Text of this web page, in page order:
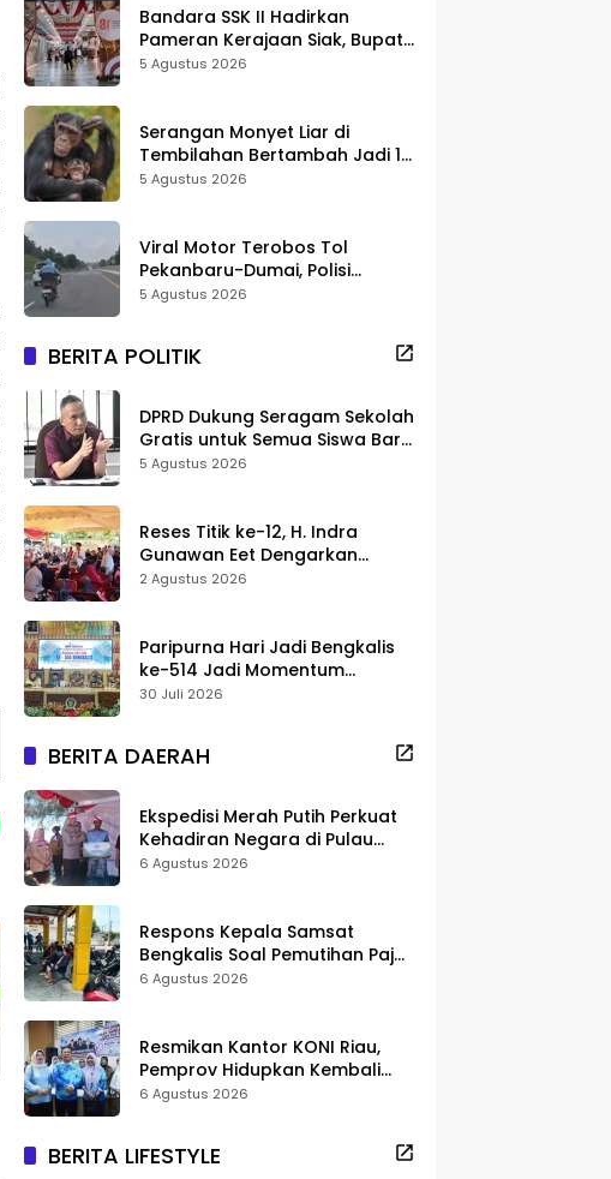
Bandara SSK II Hadirkan
Pameran Kerajaan Siak, Bupati
Afni: Jadi Ruang Edukasi
5 Agustus 2026
Serangan Monyet Liar di
Tembilahan Bertambah Jadi 16
Korban, DPKP Bantah Video
5 Agustus 2026
Viral Motor Terobos Tol
Pekanbaru-Dumai, Polisi
Ungkap Pengendara Alami
5 Agustus 2026
BERITA POLITIK
DPRD Dukung Seragam Sekolah
Gratis untuk Semua Siswa Baru,
Minta Rehab Sekolah Jangan
5 Agustus 2026
Reses Titik ke-12, H. Indra
Gunawan Eet Dengarkan
Aspirasi Senggoro
2 Agustus 2026
Paripurna Hari Jadi Bengkalis
ke-514 Jadi Momentum
Perkuat Persatuan dan
30 Juli 2026
BERITA DAERAH
Ekspedisi Merah Putih Perkuat
Kehadiran Negara di Pulau
Terluar Rupat
6 Agustus 2026
Respons Kepala Samsat
Bengkalis Soal Pemutihan Pajak
Disorot
6 Agustus 2026
Resmikan Kantor KONI Riau,
Pemprov Hidupkan Kembali
Kawasan Stadion Utama
6 Agustus 2026
BERITA LIFESTYLE